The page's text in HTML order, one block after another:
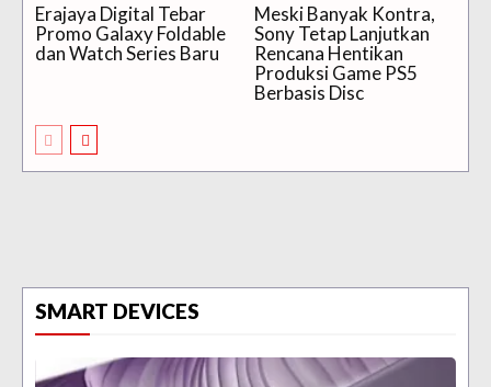
Erajaya Digital Tebar
Promo Galaxy Foldable
dan Watch Series Baru
Meski Banyak Kontra,
Sony Tetap Lanjutkan
Rencana Hentikan
Produksi Game PS5
Berbasis Disc
SMART DEVICES